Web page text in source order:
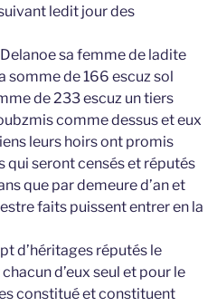
ledit jour des
sa femme de ladite
somme de 166 escuz sol
de 233 escuz un tiers
comme dessus et eux
leurs hoirs ont promis
qui seront censés et réputés
que par demeure d’an et
faits puissent entrer en la
d’héritages réputés le
d’eux seul et pour le
constitué et constituent